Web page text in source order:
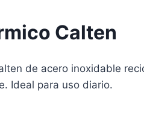
Calten
de acero inoxidable
Ideal para uso diario.